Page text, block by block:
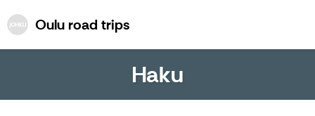
Oulu road tripsOulu road trips
Haku